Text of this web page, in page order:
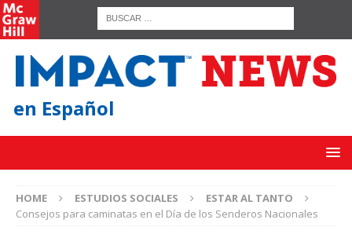
en Español
HOME ESTUDIOS SOCIALES
ESTAR AL TANTO
Consejos para caminatas en el Día de los Senderos Nacionales